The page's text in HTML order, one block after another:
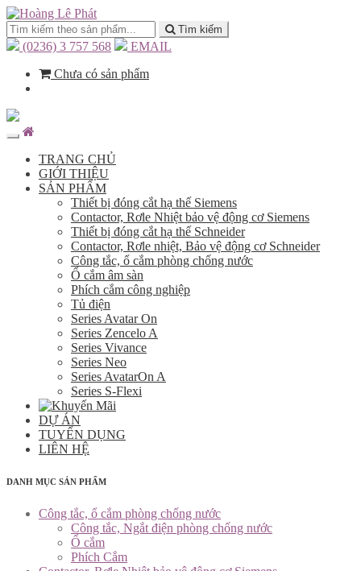
Tìm kiếm
(0236) 3 757 568
EMAIL
Chưa có sản phẩm
TRANG CHỦ
GIỚI THIỆU
SẢN PHẨM
Thiết bị đóng cắt hạ thế Siemens
Contactor, Rơle Nhiệt bảo vệ động cơ Siemens
Thiết bị đóng cắt hạ thế Schneider
Contactor, Rơle nhiệt, Bảo vệ động cơ Schneider
Công tắc, ổ cắm phòng chống nước
Ổ cắm âm sàn
Phích cắm công nghiệp
Tủ điện
Series Avatar On
Series Zencelo A
Series Vivance
Series Neo
Series AvatarOn A
Series S-Flexi
DỰ ÁN
TUYỂN DỤNG
LIÊN HỆ
DANH MỤC SẢN PHẨM
Công tắc, ổ cắm phòng chống nước
Công tắc, Ngắt điện phòng chống nước
Ổ cắm
Phích Cắm